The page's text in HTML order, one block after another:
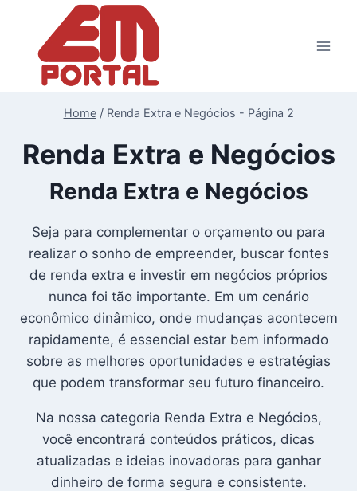
Conteúdo
Home / Renda Extra e Negócios - Página 2
Renda Extra e Negócios
Renda Extra e Negócios
Seja para complementar o orçamento ou para
realizar o sonho de empreender, buscar fontes
de renda extra e investir em negócios próprios
nunca foi tão importante. Em um cenário
econômico dinâmico, onde mudanças acontecem
rapidamente, é essencial estar bem informado
sobre as melhores oportunidades e estratégias
que podem transformar seu futuro financeiro.
Na nossa categoria Renda Extra e Negócios,
você encontrará conteúdos práticos, dicas
atualizadas e ideias inovadoras para ganhar
dinheiro de forma segura e consistente.